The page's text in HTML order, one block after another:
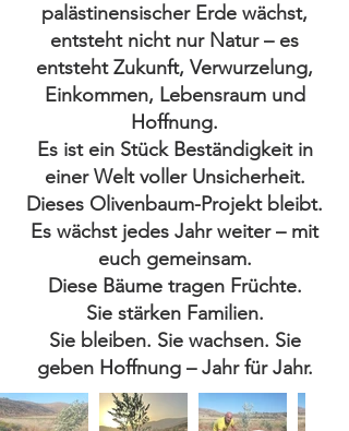
palästinensischer Erde wächst,
entsteht nicht nur Natur – es
entsteht Zukunft, Verwurzelung,
Einkommen, Lebensraum und
Hoffnung.
Es ist ein Stück Beständigkeit in
einer Welt voller Unsicherheit.
Dieses Olivenbaum-Projekt bleibt.
Es wächst jedes Jahr weiter – mit
euch gemeinsam.
Diese Bäume tragen Früchte.
Sie stärken Familien.
Sie bleiben. Sie wachsen. Sie
geben Hoffnung – Jahr für Jahr.